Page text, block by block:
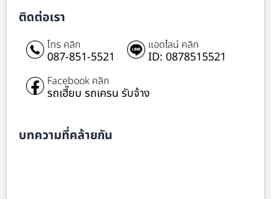
ติดต่อเรา
โทร คลิก
087-851-5521
แอดไลน์ คลิก
ID: 0878515521
Facebook คลิก
รถเฮี๊ยบ รถเครน รับจ้าง
บทความที่คล้ายกัน